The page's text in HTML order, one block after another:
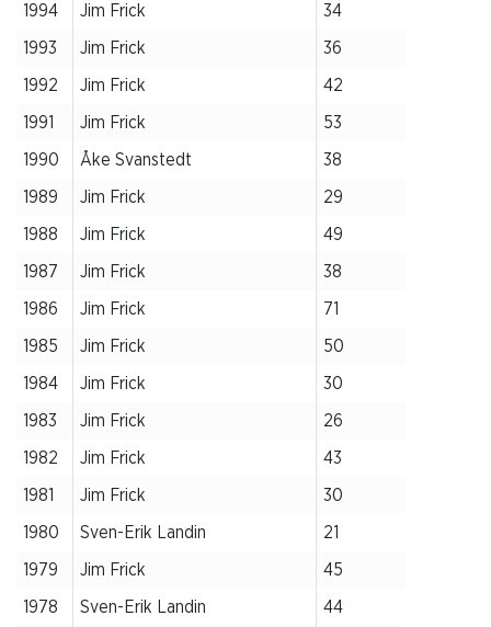
1994 Jim Frick 34
1993 Jim Frick 36
1992 Jim Frick 42
1991 Jim Frick 53
1990 Åke Svanstedt 38
1989 Jim Frick 29
1988 Jim Frick 49
1987 Jim Frick 38
1986 Jim Frick 71
1985 Jim Frick 50
1984 Jim Frick 30
1983 Jim Frick 26
1982 Jim Frick 43
1981 Jim Frick 30
1980 Sven-Erik Landin 21
1979 Jim Frick 45
1978 Sven-Erik Landin 44